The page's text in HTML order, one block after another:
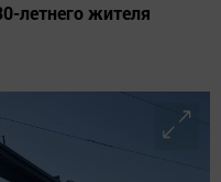
летнего жителя